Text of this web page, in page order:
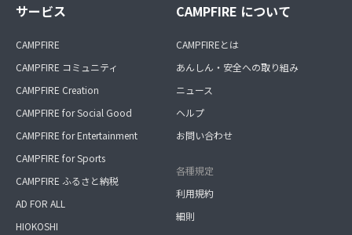
サービス
CAMPFIRE
CAMPFIRE コミュニティ
CAMPFIRE Creation
CAMPFIRE for Social Good
CAMPFIRE for Entertainment
CAMPFIRE for Sports
CAMPFIRE ふるさと納税
AD FOR ALL
HIOKOSHI
CAMPFIRE について
CAMPFIREとは
あんしん・安全への取り組み
ニュース
ヘルプ
お問い合わせ
各種規定
利用規約
細則